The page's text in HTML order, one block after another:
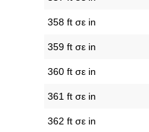
358 ft σε in
359 ft σε in
360 ft σε in
361 ft σε in
362 ft σε in